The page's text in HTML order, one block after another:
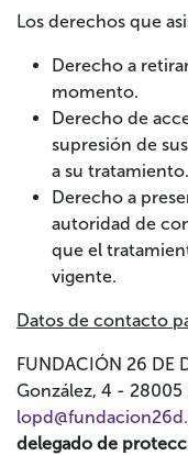
Los derechos que
Derecho a
momento.
Derecho de
supresión de
a su tratamiento.
Derecho a
autoridad de
que el
vigente.
Datos de contacto
FUNDACIÓN 26 DE
González, 4 - 28005
delegado de